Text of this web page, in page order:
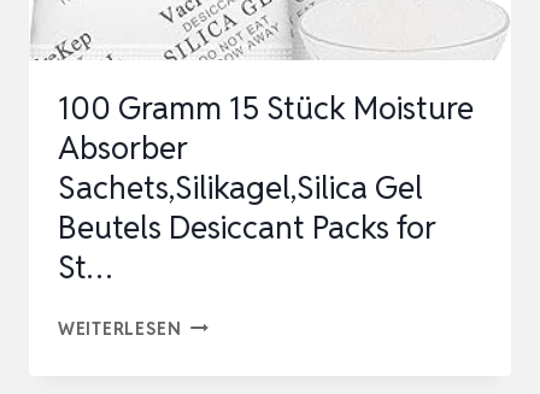
100 Gramm 15 Stück Moisture
Absorber
Sachets,Silikagel,Silica Gel
Beutels Desiccant Packs for
St…
WEITERLESEN 100